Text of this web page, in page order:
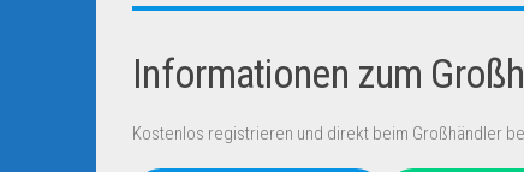
Informationen zum
Kostenlos registrieren und direkt beim Großhändler